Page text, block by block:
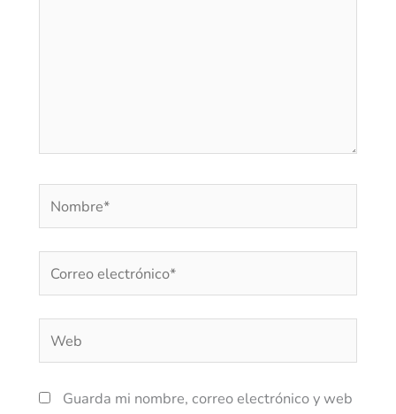
Nombre*
Correo
electrónico*
Web
Guarda mi nombre, correo electrónico y web